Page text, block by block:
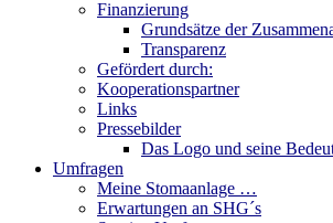
Finanzierung
Grundsätze der
Transparenz
Gefördert durch:
Kooperationspartner
Links
Pressebilder
Das Logo und seine
Umfragen
Meine Stomaanlage …
Erwartungen an SHG´s